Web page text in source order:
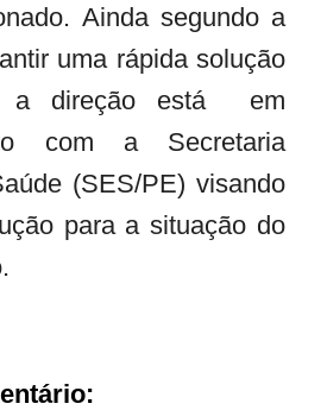
Ainda segundo a
uma rápida solução
a direção está em
com a Secretaria
(SES/PE) visando
para a situação do